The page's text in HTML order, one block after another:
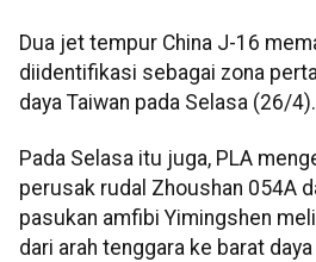
Dua jet tempur China J-16
diidentifikasi sebagai zona
daya Taiwan pada Selasa (26/4).
Pada Selasa itu juga, PLA
perusak rudal Zhoushan 054A
pasukan amfibi Yimingshen
dari arah tenggara ke barat daya